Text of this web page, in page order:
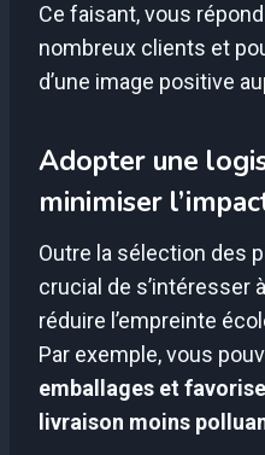
Ce faisant, vous
nombreux clients et
d’une image positive
Adopter une
minimiser
Outre la sélection des
crucial de s’intéresser
réduire l’empreinte
Par exemple, vous
emballages et
livraison moins